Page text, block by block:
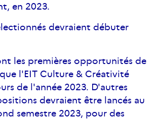
en 2023.
devraient débuter
les premières opportunités de
l'EIT Culture & Créativité
de l'année 2023. D'autres
devraient être lancés au
semestre 2023, pour des